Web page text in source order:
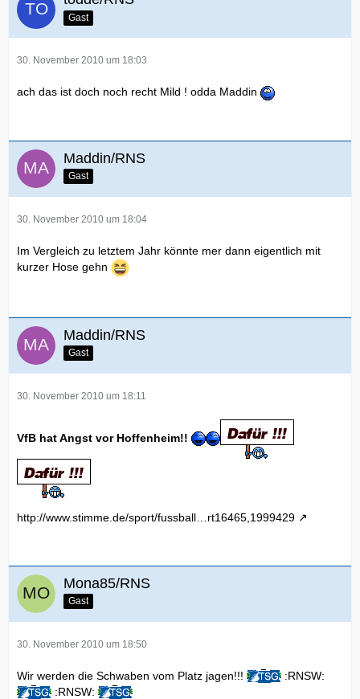
Gast
30. November 2010 um 18:03
ach das ist doch noch recht Mild ! odda Maddin
Maddin/RNS
Gast
30. November 2010 um 18:04
Im Vergleich zu letztem Jahr könnte mer dann eigentlich mit
kurzer Hose gehn
Maddin/RNS
Gast
30. November 2010 um 18:11
VfB hat Angst vor Hoffenheim!!
http://www.stimme.de/sport/fussball…rt16465,1999429
Mona85/RNS
Gast
30. November 2010 um 18:50
Wir werden die Schwaben vom Platz jagen!!!
:RNSW:
:RNSW: